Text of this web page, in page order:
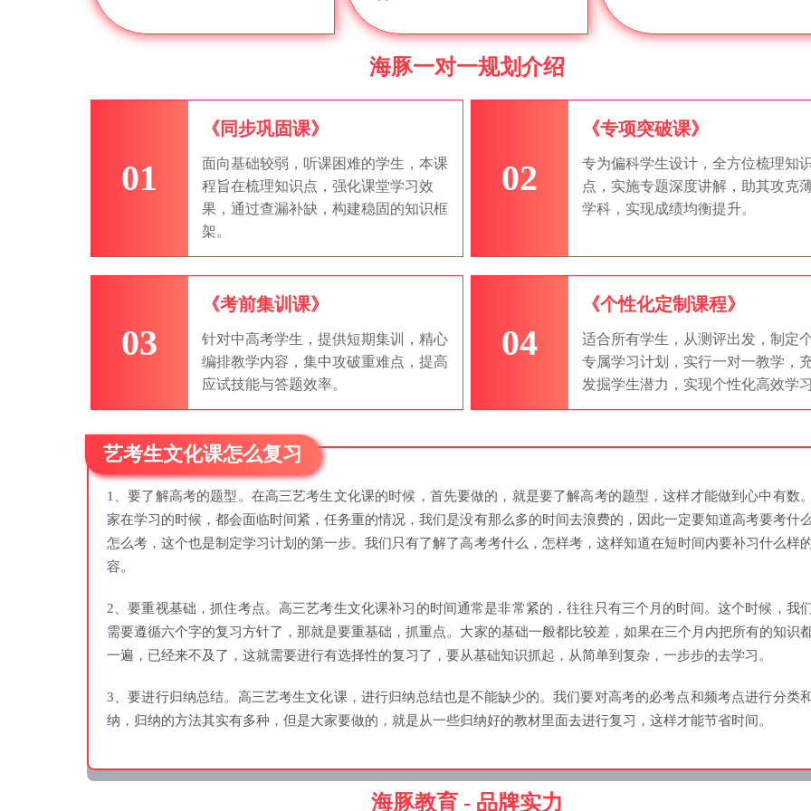
海豚一对一规划介绍
01
《同步巩固课》
面向基础较弱，听课困难的学生，本课
程旨在梳理知识点，强化课堂学习效
果，通过查漏补缺，构建稳固的知识框
架。
02
《专项突破课》
专为偏科学生设计，全方位梳理知识
点，实施专题深度讲解，助其攻克
学科，实现成绩均衡提升。
03
《考前集训课》
针对中高考学生，提供短期集训，精心
编排教学内容，集中攻破重难点，提高
应试技能与答题效率。
04
《个性化定制课程》
适合所有学生，从测评出发，制定
专属学习计划，实行一对一教学，
发掘学生潜力，实现个性化高效学习
艺考生文化课怎么复习
1、要了解高考的题型。在高三艺考生文化课的时候，首先要做的，就是要了解高考的题型，这样才能做到心中有数
家在学习的时候，都会面临时间紧，任务重的情况，我们是没有那么多的时间去浪费的，因此一定要知道高考要考什么
怎么考，这个也是制定学习计划的第一步。我们只有了解了高考考什么，怎样考，这样知道在短时间内要补习什么样
容。
2、要重视基础，抓住考点。高三艺考生文化课补习的时间通常是非常紧的，往往只有三个月的时间。这个时候，我
需要遵循六个字的复习方针了，那就是要重基础，抓重点。大家的基础一般都比较差，如果在三个月内把所有的知识
一遍，已经来不及了，这就需要进行有选择性的复习了，要从基础知识抓起，从简单到复杂，一步步的去学习。
3、要进行归纳总结。高三艺考生文化课，进行归纳总结也是不能缺少的。我们要对高考的必考点和频考点进行分类
纳，归纳的方法其实有多种，但是大家要做的，就是从一些归纳好的教材里面去进行复习，这样才能节省时间。
海豚教育 - 品牌实力